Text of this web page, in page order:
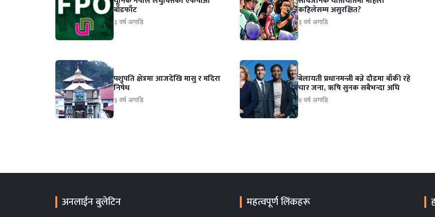
बाँडफाँट
३ वर्ष अगाडि
कहिलेसम्म असुरक्षित?
३ वर्ष अगाडि
पशुपति क्षेत्रमा आजदेखि मासु र मदिरा
निषेध
३ वर्ष अगाडि
बेलायती प्रधानमन्त्री बन्ने दौडमा बाँकी रहे
चार जना, ऋषि सुनक सबैभन्दा अघि
४ वर्ष अगाडि
अनलाईन बुलेटिन महत्वपूर्ण लिंकहरू